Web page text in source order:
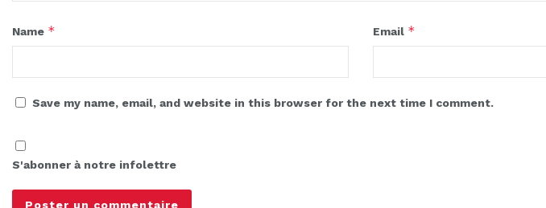
Name * Email *
Save my name, email, and website in this browser for the next time I comment.
S'abonner à notre infolettre